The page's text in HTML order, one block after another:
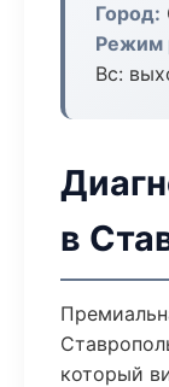
Город:
Режим
Вс:
в
который